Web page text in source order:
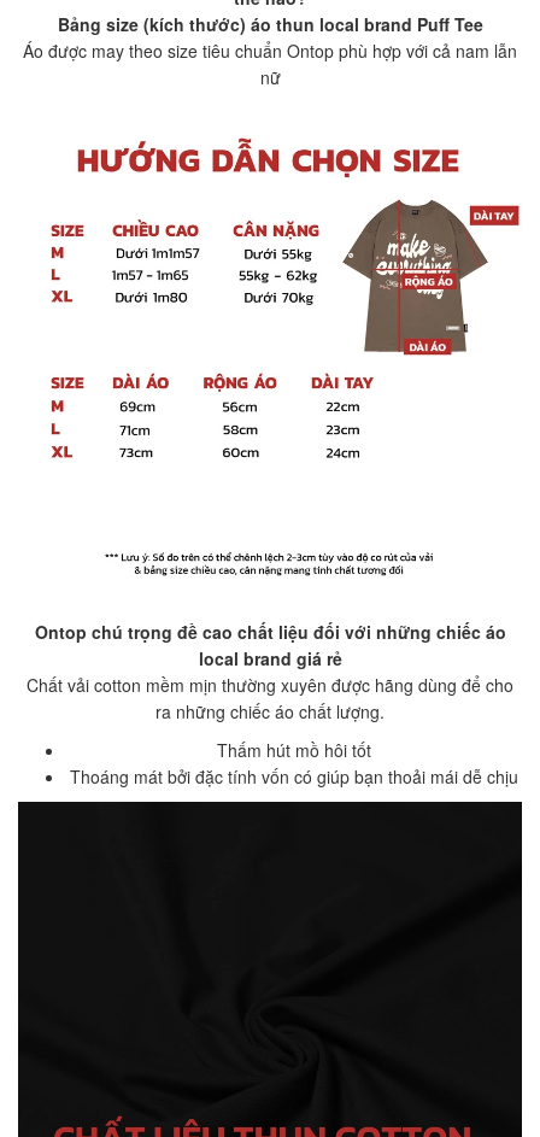
Bảng size (kích thước) áo thun local brand Puff Tee
Áo được may theo size tiêu chuẩn Ontop phù hợp với cả nam lẫn
nữ
Ontop chú trọng đề cao chất liệu đối với những chiếc áo
local brand giá rẻ
Chất vải cotton mềm mịn thường xuyên được hãng dùng để cho
ra những chiếc áo chất lượng.
Thấm hút mồ hôi tốt
Thoáng mát bởi đặc tính vốn có giúp bạn thoải mái dễ chịu